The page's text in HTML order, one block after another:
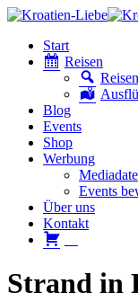
Start
Reisen
Reisen
Blog
Events
Shop
Werbung
Events
Über uns
Kontakt
Strand in